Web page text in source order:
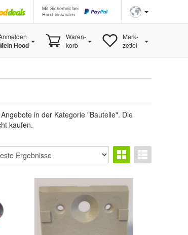
Mit Sicherheit bei
Hood einkaufen
Hood
Waren-
korb
Merk-
zettel
in der Kategorie "Bauteile". Die
kaufen.